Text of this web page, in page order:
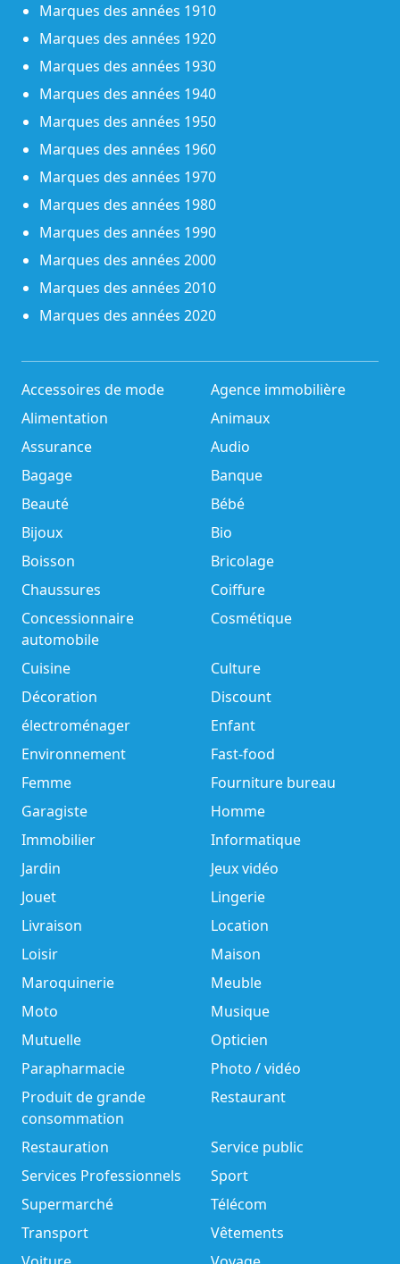
Marques des années 1910
Marques des années 1920
Marques des années 1930
Marques des années 1940
Marques des années 1950
Marques des années 1960
Marques des années 1970
Marques des années 1980
Marques des années 1990
Marques des années 2000
Marques des années 2010
Marques des années 2020
Accessoires de mode
Agence immobilière
Alimentation
Animaux
Assurance
Audio
Bagage
Banque
Beauté
Bébé
Bijoux
Bio
Boisson
Bricolage
Chaussures
Coiffure
Concessionnaire
automobile
Cosmétique
Cuisine
Culture
Décoration
Discount
électroménager
Enfant
Environnement
Fast-food
Femme
Fourniture bureau
Garagiste
Homme
Immobilier
Informatique
Jardin
Jeux vidéo
Jouet
Lingerie
Livraison
Location
Loisir
Maison
Maroquinerie
Meuble
Moto
Musique
Mutuelle
Opticien
Parapharmacie
Photo / vidéo
Produit de grande
consommation
Restaurant
Restauration
Service public
Services Professionnels
Sport
Supermarché
Télécom
Transport
Vêtements